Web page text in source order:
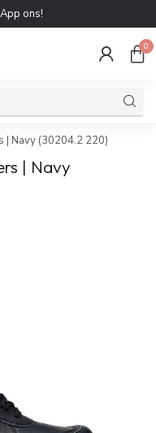
ons!
0
| Navy (30204.2 220)
| Navy